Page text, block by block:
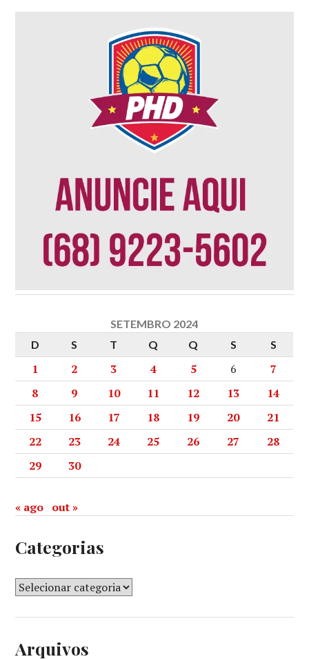
SETEMBRO 2024
D
S T Q Q S S
1 2 3 4 5 6
7
8
9 10 11 12 13
14
15
16 17 18 19 20
21
22
23 24 25 26 27
28
29
30
« ago out »
Categorias
Arquivos